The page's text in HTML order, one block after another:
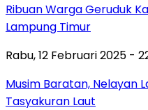
Ribuan Warga Geruduk
Lampung Timur
Rabu, 12 Februari 2025 -
Musim Baratan, Nelayan
Tasyakuran Laut